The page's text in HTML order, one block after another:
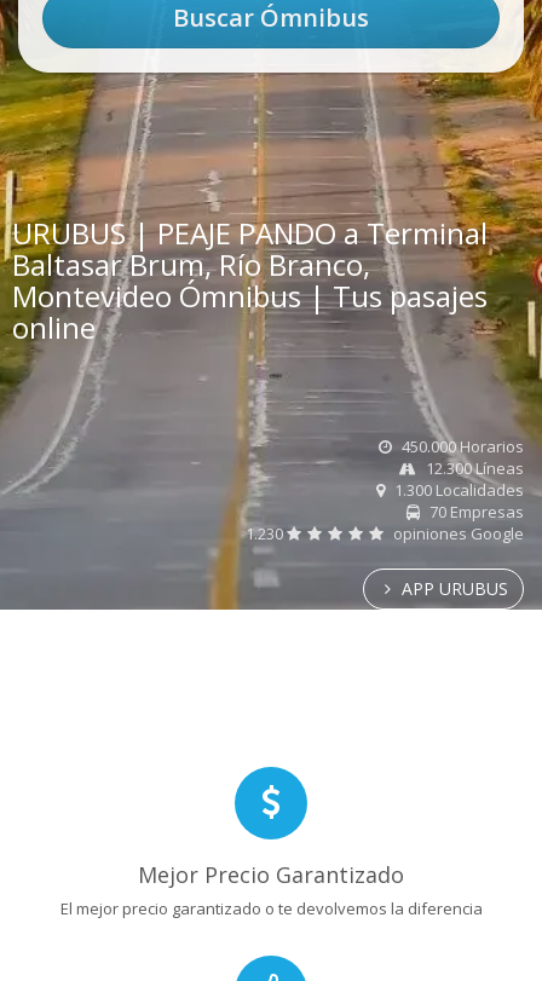
URUBUS | PEAJE PANDO a Terminal
Baltasar Brum, Río Branco,
Montevideo Ómnibus | Tus pasajes
online
450.000 Horarios
12.300 Líneas
1.300 Localidades
70 Empresas
1.230
opiniones Google
APP URUBUS
Mejor Precio Garantizado
El mejor precio garantizado o te devolvemos la diferencia